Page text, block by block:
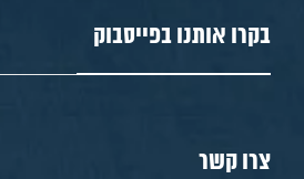
בקרו אותנו בפייסבוק
צרו קשר